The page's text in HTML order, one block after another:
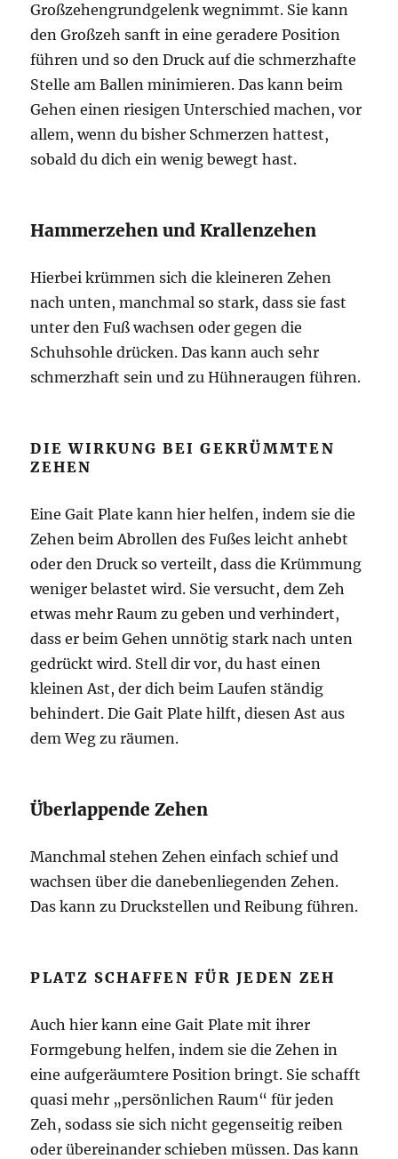
Großzehengrundgelenk wegnimmt. Sie kann
den Großzeh sanft in eine geradere Position
führen und so den Druck auf die schmerzhafte
Stelle am Ballen minimieren. Das kann beim
Gehen einen riesigen Unterschied machen, vor
allem, wenn du bisher Schmerzen hattest,
sobald du dich ein wenig bewegt hast.
Hammerzehen und Krallenzehen
Hierbei krümmen sich die kleineren Zehen
nach unten, manchmal so stark, dass sie fast
unter den Fuß wachsen oder gegen die
Schuhsohle drücken. Das kann auch sehr
schmerzhaft sein und zu Hühneraugen führen.
DIE WIRKUNG BEI GEKRÜMMTEN
ZEHEN
Eine Gait Plate kann hier helfen, indem sie die
Zehen beim Abrollen des Fußes leicht anhebt
oder den Druck so verteilt, dass die Krümmung
weniger belastet wird. Sie versucht, dem Zeh
etwas mehr Raum zu geben und verhindert,
dass er beim Gehen unnötig stark nach unten
gedrückt wird. Stell dir vor, du hast einen
kleinen Ast, der dich beim Laufen ständig
behindert. Die Gait Plate hilft, diesen Ast aus
dem Weg zu räumen.
Überlappende Zehen
Manchmal stehen Zehen einfach schief und
wachsen über die danebenliegenden Zehen.
Das kann zu Druckstellen und Reibung führen.
PLATZ SCHAFFEN FÜR JEDEN ZEH
Auch hier kann eine Gait Plate mit ihrer
Formgebung helfen, indem sie die Zehen in
eine aufgeräumtere Position bringt. Sie schafft
quasi mehr „persönlichen Raum“ für jeden
Zeh, sodass sie sich nicht gegenseitig reiben
oder übereinander schieben müssen. Das kann